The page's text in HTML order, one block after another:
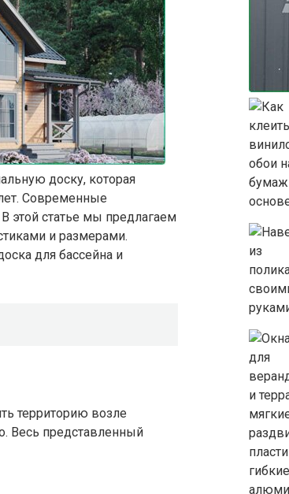
доску, которая
Современные
этой статье мы предлагаем
и размерами.
для бассейна и
территорию возле
Весь представленный